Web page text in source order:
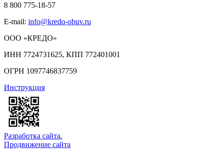
8 800 775-18-57
E-mail: info@kredo-obuv.ru
ООО «КРЕДО»
ИНН 7724731625, КПП 772401001
ОГРН 1097746837759
Инструкция
Разработка сайта.
Продвижение сайта